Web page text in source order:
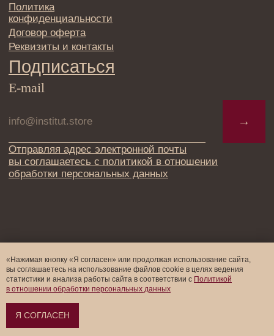
«Нажимая кнопку «Я согласен» или продолжая использование сайта,
вы соглашаетесь на использование файлов cookie в целях ведения
статистики и анализа работы cайта в соответствии с Политикой
в отношении обработки персональных данных
Я СОГЛАСЕН